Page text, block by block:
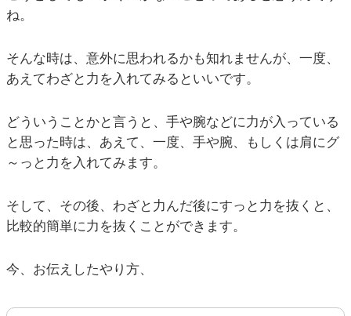
ね。
そんな時は、意外に思われるかも知れませんが、一度、
あえてわざと力を入れてみるといいです。
どういうことかと言うと、手や腕などに力が入っている
と思った時は、あえて、一度、手や腕、もしくは肩にグ
～っと力を入れてみます。
そして、その後、わざと力んだ後にすっと力を抜くと、
比較的簡単に力を抜くことができます。
今、お伝えしたやり方、